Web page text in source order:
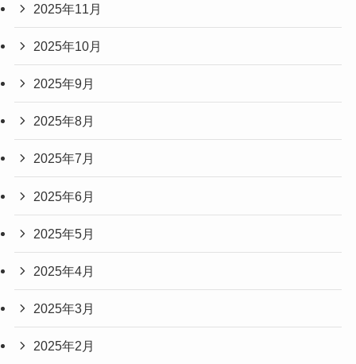
2025年11月
2025年10月
2025年9月
2025年8月
2025年7月
2025年6月
2025年5月
2025年4月
2025年3月
2025年2月